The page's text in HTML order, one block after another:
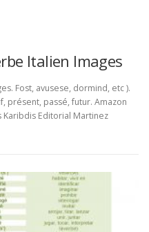
Italien Images
Fost, avusese, dormind, etc ).
présent, passé, futur. Amazon
Karibdis Editorial Martinez